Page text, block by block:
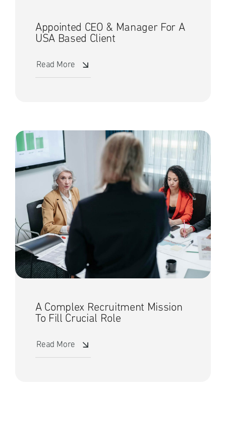
Appointed CEO & Manager For A
USA Based Client
Read More
A Complex Recruitment Mission
To Fill Crucial Role
Read More